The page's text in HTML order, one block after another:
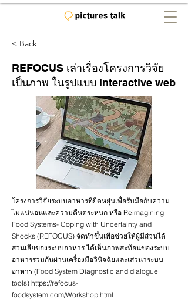
< Back
REFOCUS เล่าเรื่องโครงการวิจัย
เป็นภาพ ในรูปแบบ interactive web
โครงการวิจัยระบบอาหารที่ยืดหยุ่นเพื่อรับมือกับความ
ไม่แน่นอนและความตื่นตระหนก หรือ Reimagining
Food Systems- Coping with Uncertainty and
Shocks (REFOCUS) จัดทำขึ้นเพื่อช่วยให้ผู้มีส่วนได้
ส่วนเสียของระบบอาหาร ได้เห็นภาพสะท้อนของระบบ
อาหารร่วมกันผ่านเครื่องมือวินิจฉัยและเสวนาระบบ
อาหาร (Food System Diagnostic and dialogue
tools) https://refocus-
foodsystem.com/Workshop.html